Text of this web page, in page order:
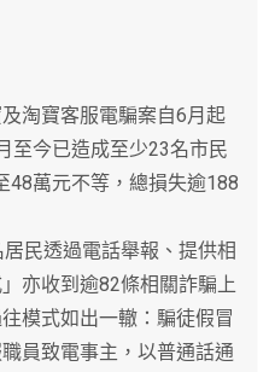
寶客服電騙案自6月起
至今已造成至少23名市民
48萬元不等，總損失逾188
民透過電話舉報、提供相
亦收到逾82條相關詐騙上
模式如出一轍：騙徒假冒
員致電事主，以普通話通